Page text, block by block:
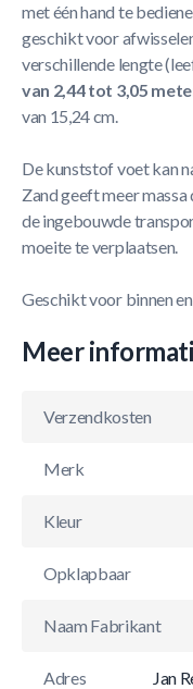
met één hand te
geschikt voor
verschillende lengte
van 2,44 tot 3,05
van 15,24 cm.
De kunststof voet kan
Zand geeft meer
de ingebouwde
moeite te verplaatsen.
Geschikt voor binnen
Meer
Verzendkosten
Merk
Kleur
Opklapbaar
Naam Fabrikant
Adres
Jan